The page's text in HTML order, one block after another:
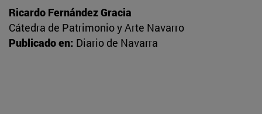
Ricardo Fernández Gracia
Cátedra de Patrimonio y Arte Navarro
Publicado en: Diario de Navarra